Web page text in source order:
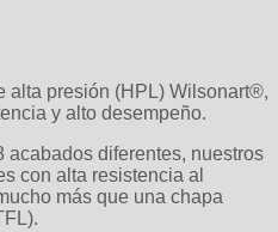
alta presión (HPL) Wilsonart®,
y alto desempeño.
acabados diferentes, nuestros
con alta resistencia al
más que una chapa